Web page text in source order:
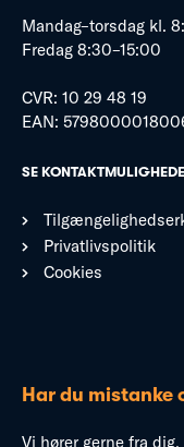
Mandag–torsdag kl.
Fredag 8:30–15:00
CVR: 10 29 48 19
EAN:
SE
Privatlivspolitik
Cookies
Har du mistanke
Vi hører gerne fra